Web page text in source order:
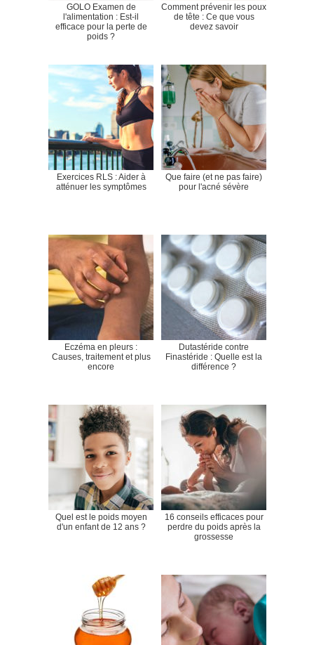
GOLO Examen de
l'alimentation : Est-il
efficace pour la perte de
poids ?
Comment prévenir les poux
de tête : Ce que vous
devez savoir
Exercices RLS : Aider à
atténuer les symptômes
Que faire (et ne pas faire)
pour l'acné sévère
Eczéma en pleurs :
Causes, traitement et plus
encore
Dutastéride contre
Finastéride : Quelle est la
différence ?
Quel est le poids moyen
d'un enfant de 12 ans ?
16 conseils efficaces pour
perdre du poids après la
grossesse